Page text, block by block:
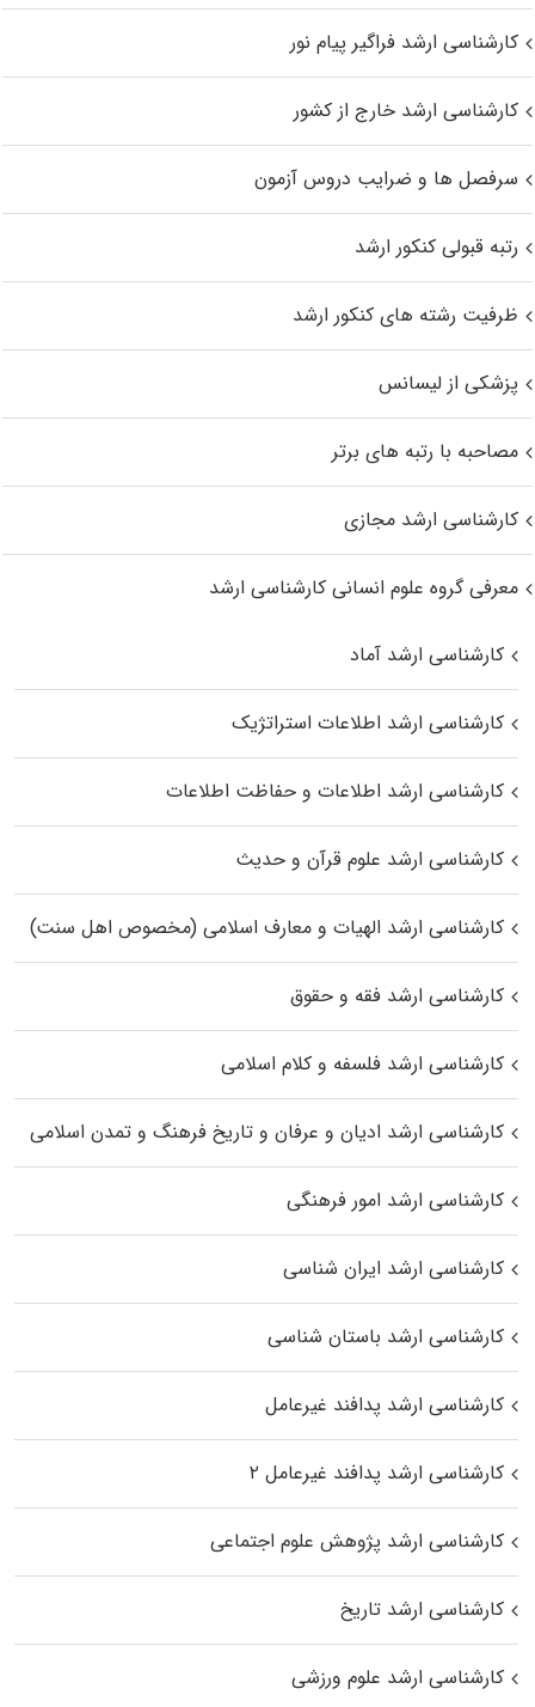
کارشناسی ارشد فراگیر پیام نور
کارشناسی ارشد خارج از کشور
سرفصل ها و ضرایب دروس آزمون
رتبه قبولی کنکور ارشد
ظرفیت رشته های کنکور ارشد
پزشکی از لیسانس
مصاحبه با رتبه های برتر
کارشناسی ارشد مجازی
معرفی گروه علوم انسانی کارشناسی ارشد
کارشناسی ارشد آماد
کارشناسی ارشد اطلاعات استراتژیک
کارشناسی ارشد اطلاعات و حفاظت اطلاعات
کارشناسی ارشد علوم قرآن و حدیث
کارشناسی ارشد الهیات و معارف اسلامی (مخصوص اهل سنت)
کارشناسی ارشد فقه و حقوق
کارشناسی ارشد فلسفه و کلام اسلامی
کارشناسی ارشد ادیان و عرفان و تاریخ فرهنگ و تمدن اسلامی
کارشناسی ارشد امور فرهنگی
کارشناسی ارشد ایران شناسی
کارشناسی ارشد باستان شناسی
کارشناسی ارشد پدافند غیرعامل
کارشناسی ارشد پدافند غیرعامل ۲
کارشناسی ارشد پژوهش علوم اجتماعی
کارشناسی ارشد تاریخ
کارشناسی ارشد علوم ورزشی